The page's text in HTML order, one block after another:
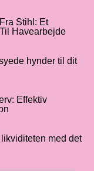
Stihl: Et
Havearbejde
hynder til dit
Effektiv
med det